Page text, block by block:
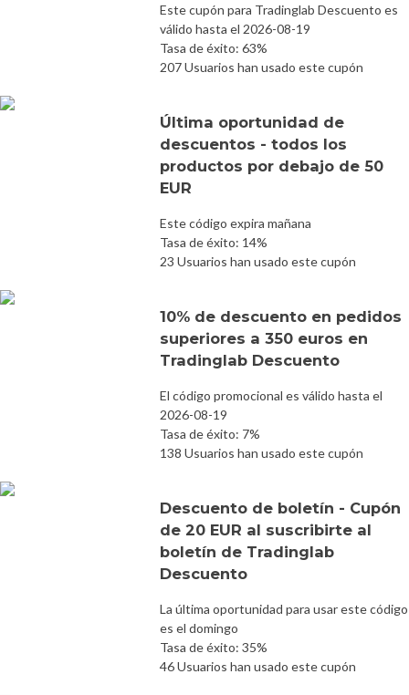
Este cupón para Tradinglab Descuento es
válido hasta el 2026-08-19
Tasa de éxito: 63%
207 Usuarios han usado este cupón
Última oportunidad de
descuentos - todos los
productos por debajo de 50
EUR
Este código expira mañana
Tasa de éxito: 14%
23 Usuarios han usado este cupón
10% de descuento en pedidos
superiores a 350 euros en
Tradinglab Descuento
El código promocional es válido hasta el
2026-08-19
Tasa de éxito: 7%
138 Usuarios han usado este cupón
Descuento de boletín - Cupón
de 20 EUR al suscribirte al
boletín de Tradinglab
Descuento
La última oportunidad para usar este código
es el domingo
Tasa de éxito: 35%
46 Usuarios han usado este cupón